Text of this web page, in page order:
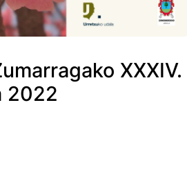
XXXIV.
2022